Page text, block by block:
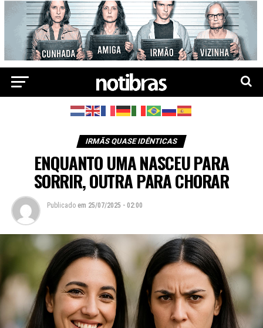
IRMÃS QUASE IDÊNTICAS
ENQUANTO UMA NASCEU PARA
SORRIR, OUTRA PARA CHORAR
Publicado em 25/07/2025 - 02:00